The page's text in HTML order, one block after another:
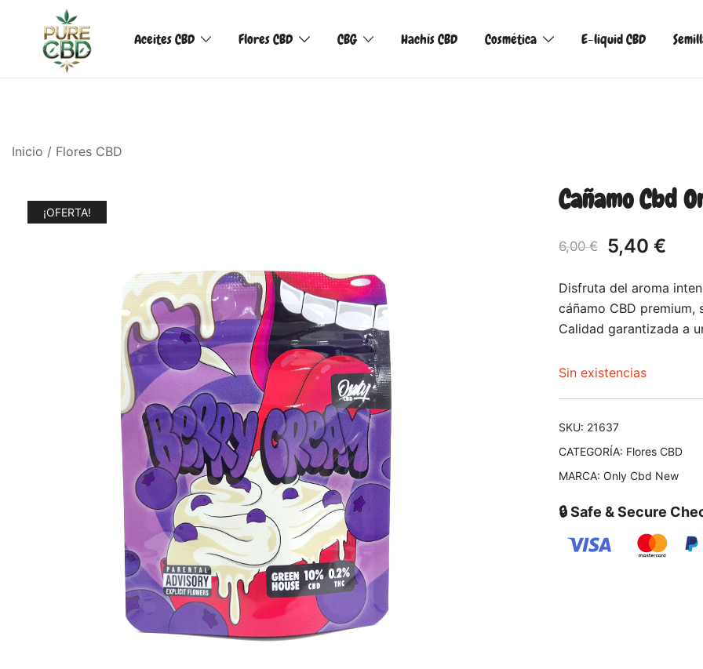
Aceites CBD Flores CBD CBG Hachís CBD Cosmética E-liquid CBD
Inicio / Flores CBD
¡OFERTA! Cañamo Cbd
6,00€ 5,40 €
Disfruta del aroma
cáñamo CBD premium,
Calidad garantizada a
Sin existencias
SKU: 21637
CATEGORÍA: Flores CBD
MARCA: Only Cbd New
🔒 Safe & Secure